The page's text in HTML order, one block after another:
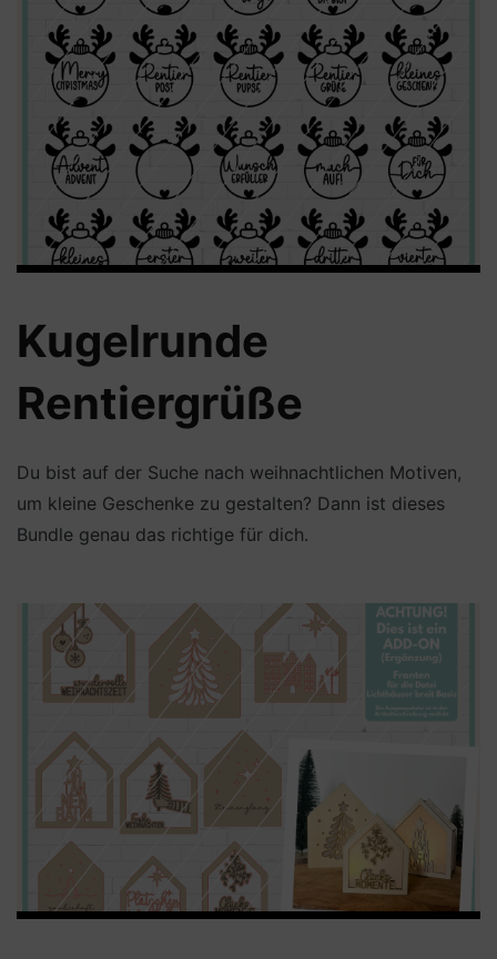
Kugelrunde
Rentiergrüße
Du bist auf der Suche nach weihnachtlichen Motiven,
um kleine Geschenke zu gestalten? Dann ist dieses
Bundle genau das richtige für dich.